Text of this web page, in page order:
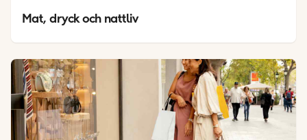
Mat, dryck och nattliv